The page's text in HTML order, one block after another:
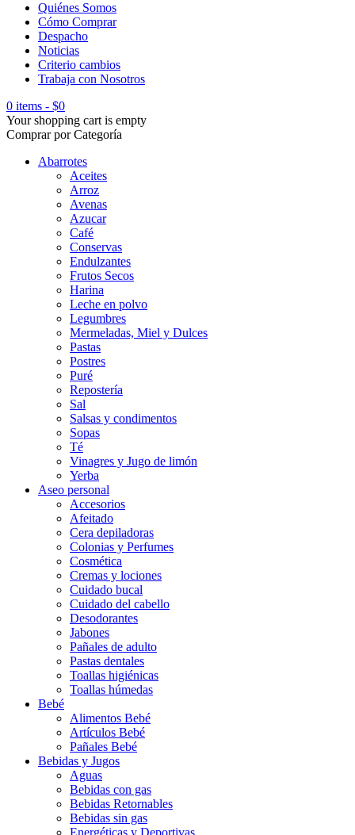
Quiénes Somos
Cómo Comprar
Despacho
Noticias
Criterio cambios
Trabaja con Nosotros
0 items - $0
Your shopping cart is empty
Comprar por Categoría
Abarrotes
Aceites
Arroz
Avenas
Azucar
Café
Conservas
Endulzantes
Frutos Secos
Harina
Leche en polvo
Legumbres
Mermeladas, Miel y Dulces
Pastas
Postres
Puré
Repostería
Sal
Salsas y condimentos
Sopas
Té
Vinagres y Jugo de limón
Yerba
Aseo personal
Accesorios
Afeitado
Cera depiladoras
Colonias y Perfumes
Cosmética
Cremas y lociones
Cuidado bucal
Cuidado del cabello
Desodorantes
Jabones
Pañales de adulto
Pastas dentales
Toallas higiénicas
Toallas húmedas
Bebé
Alimentos Bebé
Artículos Bebé
Pañales Bebé
Bebidas y Jugos
Aguas
Bebidas con gas
Bebidas Retornables
Bebidas sin gas
Energéticas y Deportivas